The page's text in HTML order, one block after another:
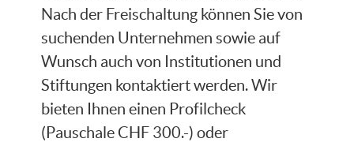
Nach der Freischaltung können Sie von
suchenden Unternehmen sowie auf
Wunsch auch von Institutionen und
Stiftungen kontaktiert werden. Wir
bieten Ihnen einen Profilcheck
(Pauschale CHF 300.-) oder